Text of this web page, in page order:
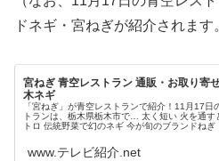
ドネギ・宮ねぎが紹介されます
宮ねぎ 青空レストラン 通販・お取り寄
木ネギ
「宮ねぎ」が青空レストランで紹介！11月17日
トランは、栃木県栃木市で… 太く短い 火を通す
トロ 伝統野菜で幻のネギ 今が旬のブランドねぎ
ぷら・チャーハン等...
www.テレビ紹介.net